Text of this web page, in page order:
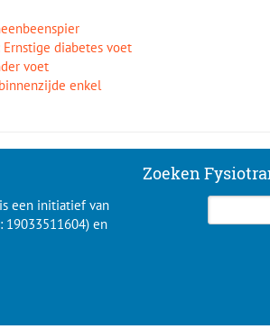
diabetes voet
voet
enkel
is een initiatief van
19033511604) en
Zoeken